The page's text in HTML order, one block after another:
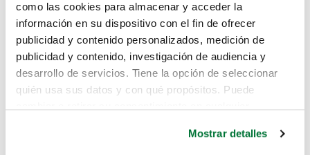
como las cookies para almacenar y acceder la
información en su dispositivo con el fin de ofrecer
publicidad y contenido personalizados, medición de
publicidad y contenido, investigación de audiencia y
desarrollo de servicios. Tiene la opción de seleccionar
quién usa sus datos y con qué propósitos. Puede
Mostrar detalles
Lo sentimos, no sabemos como
te hemos traido hasta aquí.
Pero puedes encontrar el coche que estás
buscando en alguno de estos enlaces: